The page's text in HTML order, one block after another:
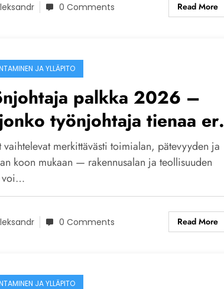
0 Comments Read More
JA YLLÄPITO
palkka 2026 –
työnjohtaja tienaa eri
vaihtelevat merkittävästi toimialan, pätevyyden ja
koon mukaan — rakennusalan ja teollisuuden
voi…
0 Comments Read More
JA YLLÄPITO